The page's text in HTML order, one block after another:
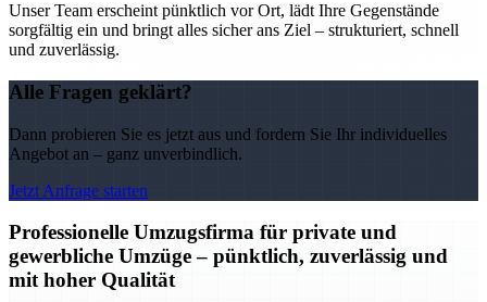
Unser Team erscheint pünktlich vor Ort, lädt Ihre Gegenstände
sorgfältig ein und bringt alles sicher ans Ziel – strukturiert, schnell
und zuverlässig.
Alle Fragen geklärt?
Dann probieren Sie es jetzt aus und fordern Sie Ihr individuelles
Angebot an – ganz unverbindlich.
Jetzt Anfrage starten
Professionelle Umzugsfirma für private und
gewerbliche Umzüge – pünktlich, zuverlässig und
mit hoher Qualität